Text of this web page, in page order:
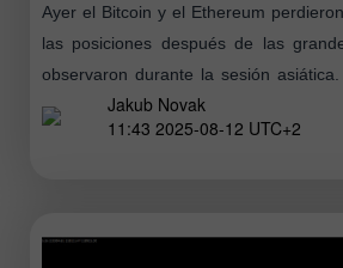
Ayer el Bitcoin y el Ethereum
las posiciones después de las
observaron durante la sesión
beneficios puede considerarse
Jakub Novak
11:43 2025-08-12 UTC+2